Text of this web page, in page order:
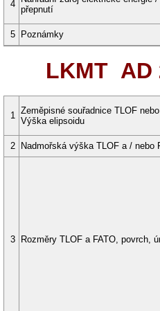
4
přepnutí
5 Poznámky
LKMT AD
1 Zeměpisné souřadnice TLOF
Výška elipsoidu
2 Nadmořská výška TLOF a / nebo
3 Rozměry TLOF a FATO, povrch,